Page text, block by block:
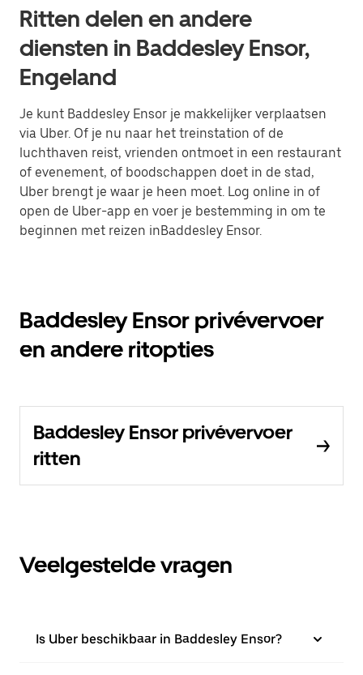
Ritten delen en andere
diensten in Baddesley Ensor,
Engeland
Je kunt Baddesley Ensor je makkelijker verplaatsen
via Uber. Of je nu naar het treinstation of de
luchthaven reist, vrienden ontmoet in een restaurant
of evenement, of boodschappen doet in de stad,
Uber brengt je waar je heen moet. Log online in of
open de Uber-app en voer je bestemming in om te
beginnen met reizen inBaddesley Ensor.
Baddesley Ensor privévervoer
en andere ritopties
Baddesley Ensor privévervoer
ritten
Veelgestelde vragen
Is Uber beschikbaar in Baddesley Ensor?